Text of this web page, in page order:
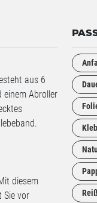
aus 6
einem Abroller
diesem
Sie vor